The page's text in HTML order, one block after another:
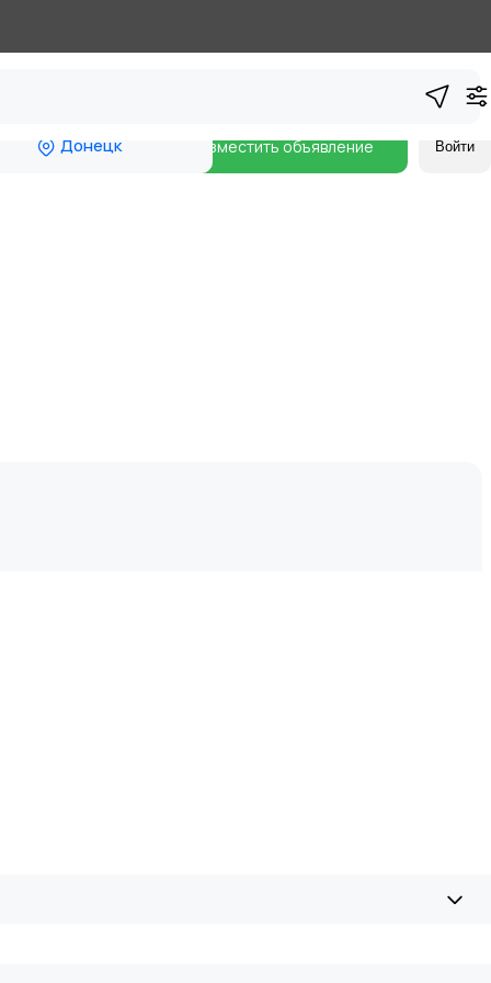
Донецк Разместить объявление Войти